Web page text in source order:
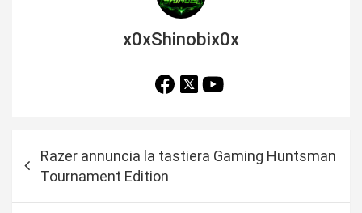
x0xShinobix0x
Razer annuncia la tastiera Gaming Huntsman
Tournament Edition